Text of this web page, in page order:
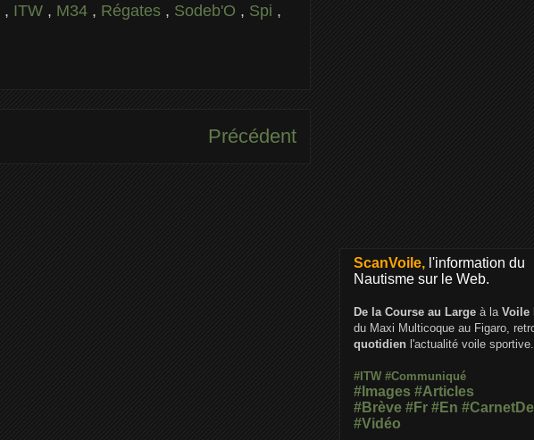
, ITW , M34 , Régates , Sodeb'O , Spi ,
Précédent
ScanVoile, l'information du
Nautisme sur le Web.
De la Course au Large à la Voile
du Maxi Multicoque au Figaro,
quotidien l'actualité voile sportive.
#ITW #Communiqué
#Images #Articles
#Brève #Fr #En
#Vidéo